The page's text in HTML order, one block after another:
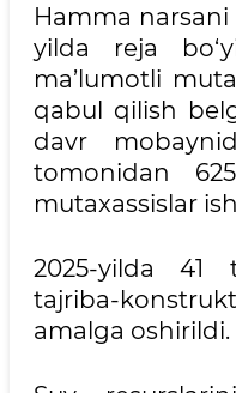
Hamma narsani
yilda reja
ma’lumotli
qabul qilish
davr
tomonidan
mutaxassislar
2025-yilda 41
tajriba-
amalga oshirildi.